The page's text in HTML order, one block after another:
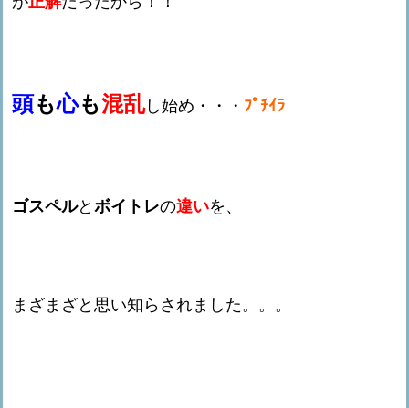
頭も心も混乱し始め・・・ ﾌﾟﾁｲﾗ
ゴスペルと ボイトレの違いを、
まざまざと思い知らされました。。。